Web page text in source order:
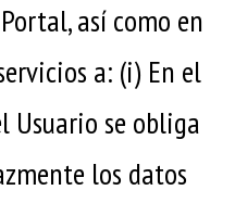
así como en
a: (i) En el
Usuario se obliga
los datos